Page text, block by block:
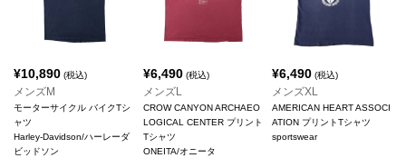
¥10,890 (税込)
メンズM
モーターサイクル バイクTシ
ャツ
Harley-Davidson/ハーレーダ
ビッドソン
¥6,490(税込)
メンズL
CROW CANYON ARCHAEO
LOGICAL CENTER プリント
Tシャツ
ONEITA/オニータ
¥6,490 (税込)
メンズXL
AMERICAN HEART ASSOCI
ATION プリントTシャツ
sportswear